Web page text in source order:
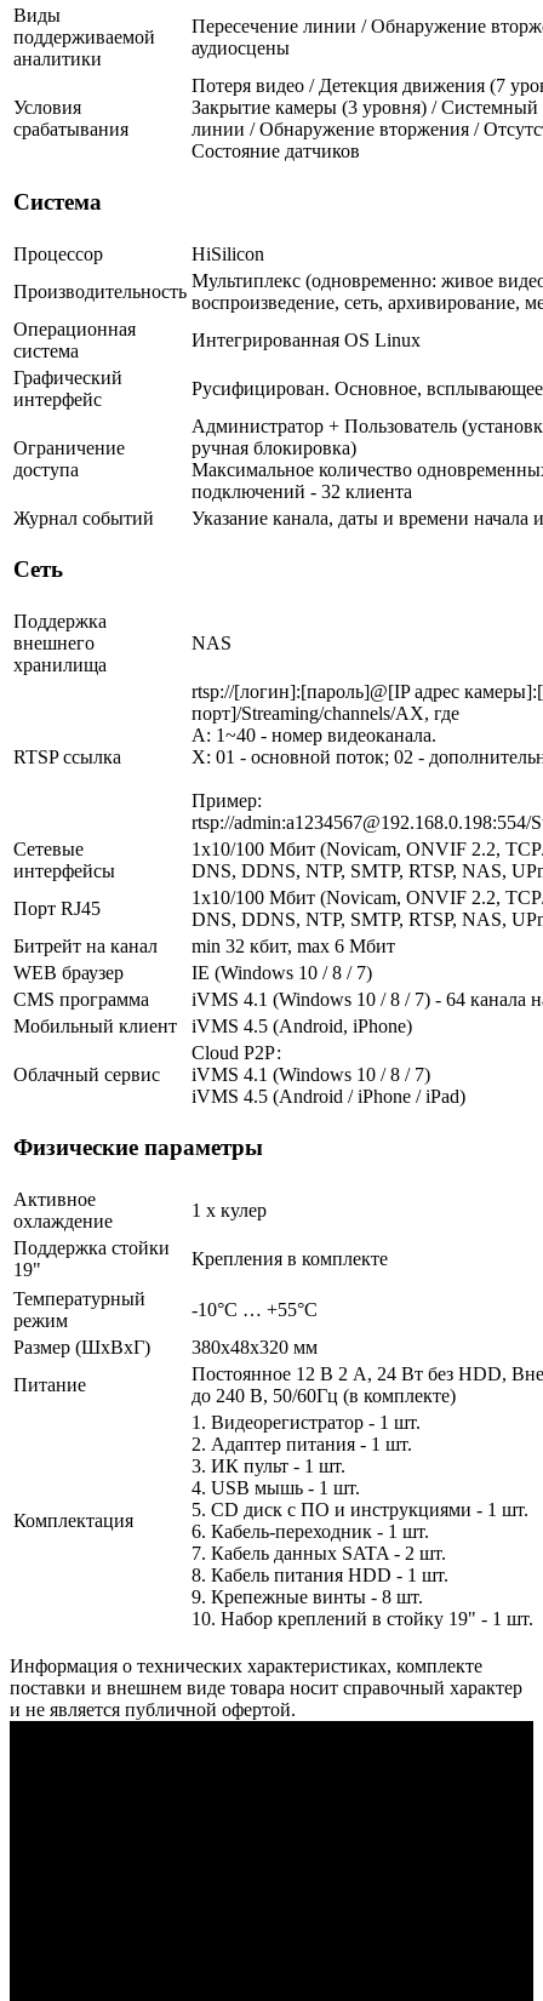
Виды
поддерживаемой
аналитики
Пересечение линии / Обнаружение
аудиосцены
Условия
срабатывания
Потеря видео / Детекция движения (7
Закрытие камеры (3 уровня) / Системный
линии / Обнаружение вторжения /
Состояние датчиков
Система
Процессор
HiSilicon
Производительность
Мультиплекс (одновременно: живое
воспроизведение, сеть, архивирование,
Операционная
система
Интегрированная OS Linux
Графический
интерфейс
Русифицирован. Основное,
Ограничение
доступа
Администратор + Пользователь
ручная блокировка)
Максимальное количество
подключений - 32 клиента
Журнал событий
Указание канала, даты и времени начала
Сеть
Поддержка
внешнего
хранилища
NAS
RTSP ссылка
rtsp://[логин]:[пароль]@[IP адрес
порт]/Streaming/channels/AX, где
A: 1~40 - номер видеоканала.
X: 01 - основной поток; 02 -
Пример:
rtsp://admin:a1234567@192.168.0.198:554/
Сетевые
интерфейсы
1х10/100 Мбит (Novicam, ONVIF 2.2,
DNS, DDNS, NTP, SMTP, RTSP, NAS,
Порт RJ45
1х10/100 Мбит (Novicam, ONVIF 2.2,
DNS, DDNS, NTP, SMTP, RTSP, NAS,
Битрейт на канал
min 32 кбит, max 6 Мбит
WEB браузер
IE (Windows 10 / 8 / 7)
CMS программа
iVMS 4.1 (Windows 10 / 8 / 7) - 64 канала
Мобильный клиент
iVMS 4.5 (Android, iPhone)
Облачный сервис
Cloud Р2Р:
iVMS 4.1 (Windows 10 / 8 / 7)
iVMS 4.5 (Android / iPhone / iPad)
Физические параметры
Активное
охлаждение
1 х кулер
Поддержка стойки
19"
Крепления в комплекте
Температурный
режим
-10°C … +55°C
Размер (ШxВxГ)
380x48x320 мм
Питание
Постоянное 12 В 2 А, 24 Вт без HDD,
до 240 В, 50/60Гц (в комплекте)
Комплектация
1. Видеорегистратор - 1 шт.
2. Адаптер питания - 1 шт.
3. ИК пульт - 1 шт.
4. USB мышь - 1 шт.
5. CD диск с ПО и инструкциями - 1 шт.
6. Кабель-переходник - 1 шт.
7. Кабель данных SATA - 2 шт.
8. Кабель питания HDD - 1 шт.
9. Крепежные винты - 8 шт.
10. Набор креплений в стойку 19" - 1 шт.
Информация о технических характеристиках, комплекте
поставки и внешнем виде товара носит справочный характер
и не является публичной офертой.